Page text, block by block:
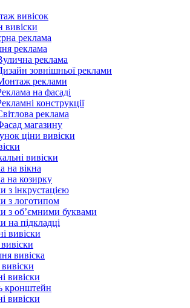
вивісок
вивіски
реклама
реклама
реклама
зовнішньої реклами
реклами
на фасаді
конструкції
реклама
магазину
ціни вивіски
вивіски
на вікна
на козирку
з інкрустацією
з логотипом
з об’ємними буквами
на підкладці
вивіски
вивіска
вивіски
кронштейн
вивіски